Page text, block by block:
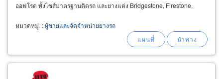
ออฟโรด ทั้งไซส์มาตรฐานติดรถ และยางแต่ง Bridgestone, Firestone,
หมวดหมู่ :ผู้ขายและจัดจำหน่ายยางรถ